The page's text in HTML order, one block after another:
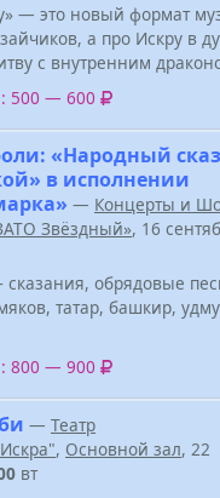
— это новый формат
а про Искру в
с внутренним
500 — 600
«Народный сказ
в исполнении
— Концерты и
Звёздный», 16
сказания, обрядовые
татар, башкир,
800 — 900
— Театр
, Основной зал, 22
вт